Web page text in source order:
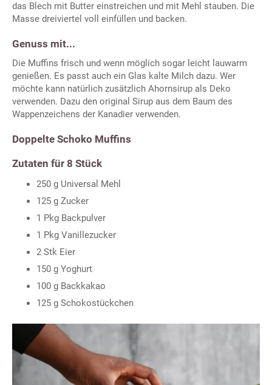
das Blech mit Butter einstreichen und mit Mehl stauben. Die
Masse dreiviertel voll einfüllen und backen.
Genuss mit...
Die Muffins frisch und wenn möglich sogar leicht lauwarm
genießen. Es passt auch ein Glas kalte Milch dazu. Wer
möchte kann natürlich zusätzlich Ahornsirup als Deko
verwenden. Dazu den original Sirup aus dem Baum des
Wappenzeichens der Kanadier verwenden.
Doppelte Schoko Muffins
Zutaten für 8 Stück
250 g Universal Mehl
125 g Zucker
1 Pkg Backpulver
1 Pkg Vanillezucker
2 Stk Eier
150 g Yoghurt
100 g Backkakao
125 g Schokostückchen